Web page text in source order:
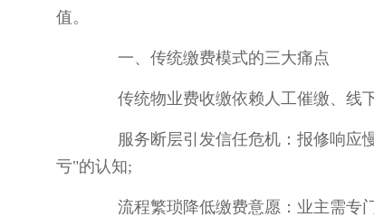
值。
一、传统缴费模式的三大痛点
传统物业费收缴依赖人工催缴、线下
服务断层引发信任危机：报修响应慢
亏"的认知;
流程繁琐降低缴费意愿：业主需专门